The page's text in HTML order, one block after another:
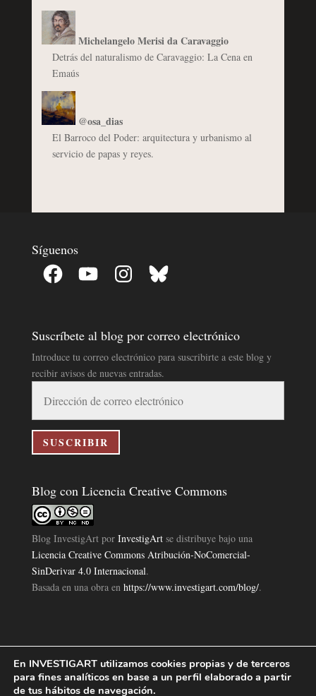
Michelangelo Merisi da Caravaggio
Detrás del naturalismo de Caravaggio: La Cena en
Emaús
@osa_dias
El Barroco del Poder: arquitectura y urbanismo al
servicio de papas y reyes.
Síguenos
Facebook YouTube InstagramBluesky
Suscríbete al blog por correo electrónico
Introduce tu correo electrónico para suscribirte a este blog y
recibir avisos de nuevas entradas.
correo
electrónico
SUSCRIBIR
Blog con Licencia Creative Commons
Blog InvestigArtpor InvestigArtse distribuye bajo una
Licencia Creative Commons Atribución-NoComercial-
SinDerivar 4.0 Internacional.
Basada en una obra en https://www.investigart.com/blog/.
Política de Privacidad|Aviso Legal|Política de Cookies|
Investigart Copyright © 2019. |
En INVESTIGART utilizamos cookies propias y de terceros
para fines analíticos en base a un perfil elaborado a partir
de tus hábitos de navegación.